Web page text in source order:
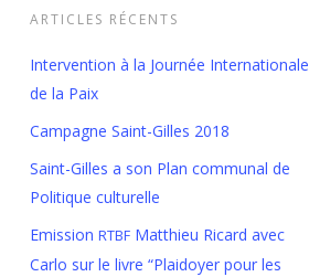
ARTICLES RÉCENTS
Intervention à la Journée Internationale
de la Paix
Campagne Saint-Gilles 2018
Saint-Gilles a son Plan communal de
Politique culturelle
Emission RTBFMatthieu Ricard avec
Carlo sur le livre “Plaidoyer pour les